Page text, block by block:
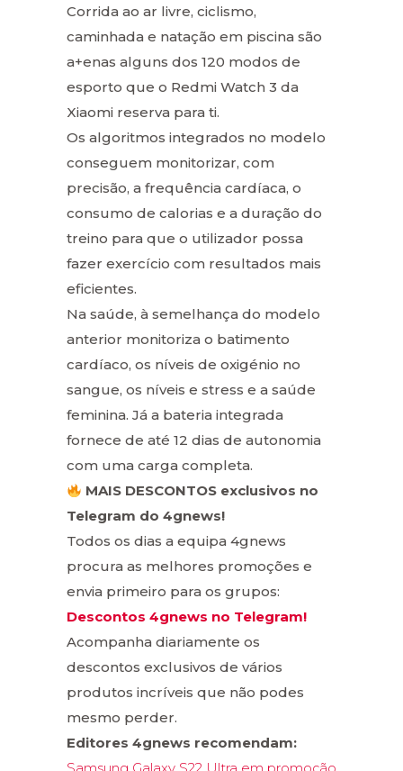
Corrida ao ar livre, ciclismo,
caminhada e natação em piscina são
a+enas alguns dos 120 modos de
esporto que o Redmi Watch 3 da
Xiaomi reserva para ti.
Os algoritmos integrados no modelo
conseguem monitorizar, com
precisão, a frequência cardíaca, o
consumo de calorias e a duração do
treino para que o utilizador possa
fazer exercício com resultados mais
eficientes.
Na saúde, à semelhança do modelo
anterior monitoriza o batimento
cardíaco, os níveis de oxigénio no
sangue, os níveis e stress e a saúde
feminina. Já a bateria integrada
fornece de até 12 dias de autonomia
com uma carga completa.
MAIS DESCONTOS exclusivos no
Telegram do 4gnews!
Todos os dias a equipa 4gnews
procura as melhores promoções e
envia primeiro para os grupos:
Descontos 4gnews no Telegram!
Acompanha diariamente os
descontos exclusivos de vários
produtos incríveis que não podes
mesmo perder.
Editores 4gnews recomendam: